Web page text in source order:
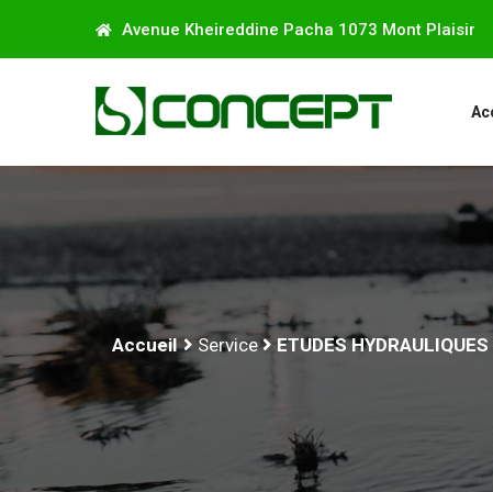
Avenue Kheireddine Pacha 1073 Mont Plaisir
Accueil Service
ETUDES